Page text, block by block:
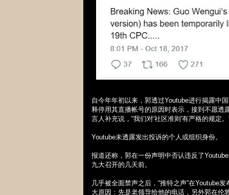
自今年年初以来，郭透过Youtube进行揭露中
释停用其直播帐号的原因时表示，接到不愿透
言人补充说，“我们对'社区准则 '有严格的规定
Youtube未透露发出投诉的个人或组织身份。
报道还称，郭在一份声明中否认违反了Youtube
九大召开的几天前。
几乎被全面禁声之后，“推特之声”在Youtube发
大原因：先是老领导给他的电话，另外郭在